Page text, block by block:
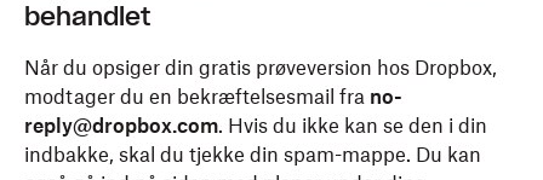
behandlet
Når du opsiger din gratis prøveversion hos Dropbox,
modtager du en bekræftelsesmail fra no-
reply@dropbox.com. Hvis du ikke kan se den i din
indbakke, skal du tjekke din spam-mappe. Du kan